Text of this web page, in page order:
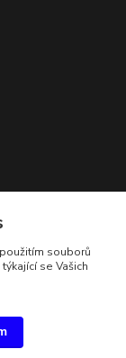
souborů
se Vašich